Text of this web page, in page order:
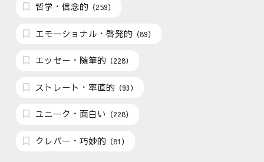
哲学・信念的 （259）
エモーショナル・啓発的 （89）
エッセー・随筆的 （228）
ストレート・率直的 （93）
ユニーク・面白い （228）
クレバー・巧妙的 （81）